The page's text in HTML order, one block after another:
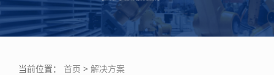
当前位置： 首页 > 解决方案